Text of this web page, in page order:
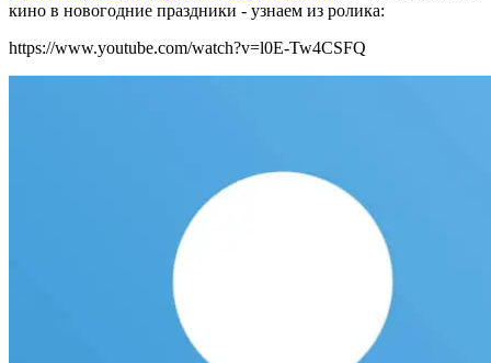
кино в новогодние праздники - узнаем из ролика:
https://www.youtube.com/watch?v=l0E-Tw4CSFQ